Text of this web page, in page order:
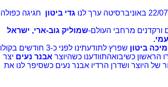
גדי ביטון חגיגה כפולה
ורקדנים מרחבי העולם-שמוליק גוב-ארי, ישראל
מיכה ביטון
שפרץ לתודעתינו לפני כ-3 חודשים בקולו
הראשון כשיבואהתוודענו כשהיוצר אבנר נעים יצר
של היוצר ושדרן הרדיו אבנר נעים כשסיפר לנו את